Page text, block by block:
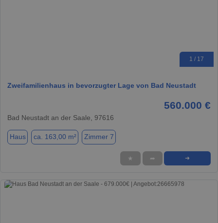
1 / 17
Zweifamilienhaus in bevorzugter Lage von Bad Neustadt
560.000 €
Bad Neustadt an der Saale, 97616
Haus ca. 163,00 m² Zimmer 7
★ ➦ ➜